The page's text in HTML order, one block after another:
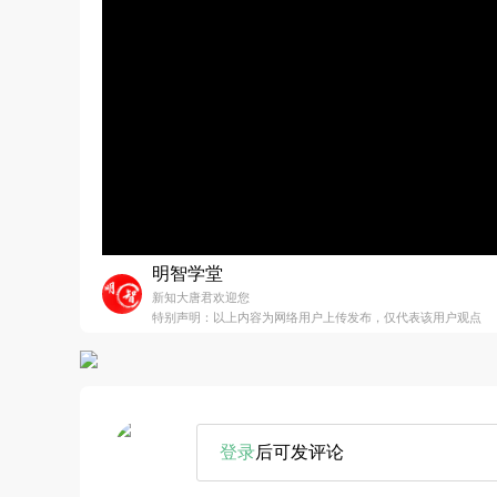
明智学堂
新知大唐君欢迎您
特别声明：以上内容为网络用户上传发布，仅代表该用户观点
登录后可发评论